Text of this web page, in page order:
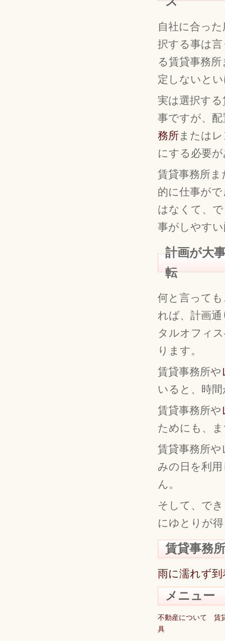
自社に合っ
択する事は
る賃貸事務
定しないと
実は選択す
事ですが、
務所 または
にする必要
賃貸事務所ま
的に仕事が
はなくて、
事がしやす
計画が大
転
何と言って
れば、計画
タルオフィ
ります。
賃貸事務所や
いると、時
賃貸事務所や
ためにも、
賃貸事務所
みの日を利
ん。
そして、で
にゆとりが
賃貸事務
雨に濡れず
メニュー
不動産について
賃
具